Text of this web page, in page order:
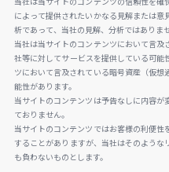
によって提供されたいかなる見解または
析であって、当社の見解、分析ではありませ
当社は当サイトのコンテンツにおいて言
社等に対してサービスを提供している可
ツにおいて言及されている暗号資産（仮
能性があります。
当サイトのコンテンツは予告なしに内容
ておりません。
当サイトのコンテンツではお客様の利便
することがありますが、当社はそのよう
も負わないものとします。